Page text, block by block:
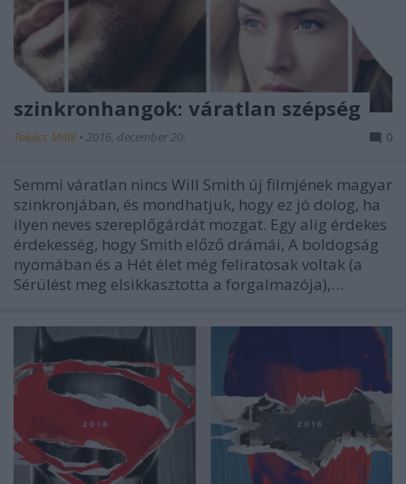
szinkronhangok: váratlan szépség
Takács Máté • 2016. december 20. 0
Semmi váratlan nincs Will Smith új filmjének magyar
szinkronjában, és mondhatjuk, hogy ez jó dolog, ha
ilyen neves szereplőgárdát mozgat. Egy alig érdekes
érdekesség, hogy Smith előző drámái, A boldogság
nyomában és a Hét élet még feliratosak voltak (a
Sérülést meg elsikkasztotta a forgalmazója),…